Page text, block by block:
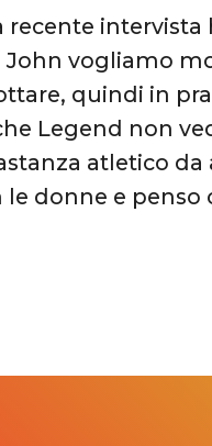
recente intervista
John vogliamo
quindi in
Legend non
atletico da
donne e penso